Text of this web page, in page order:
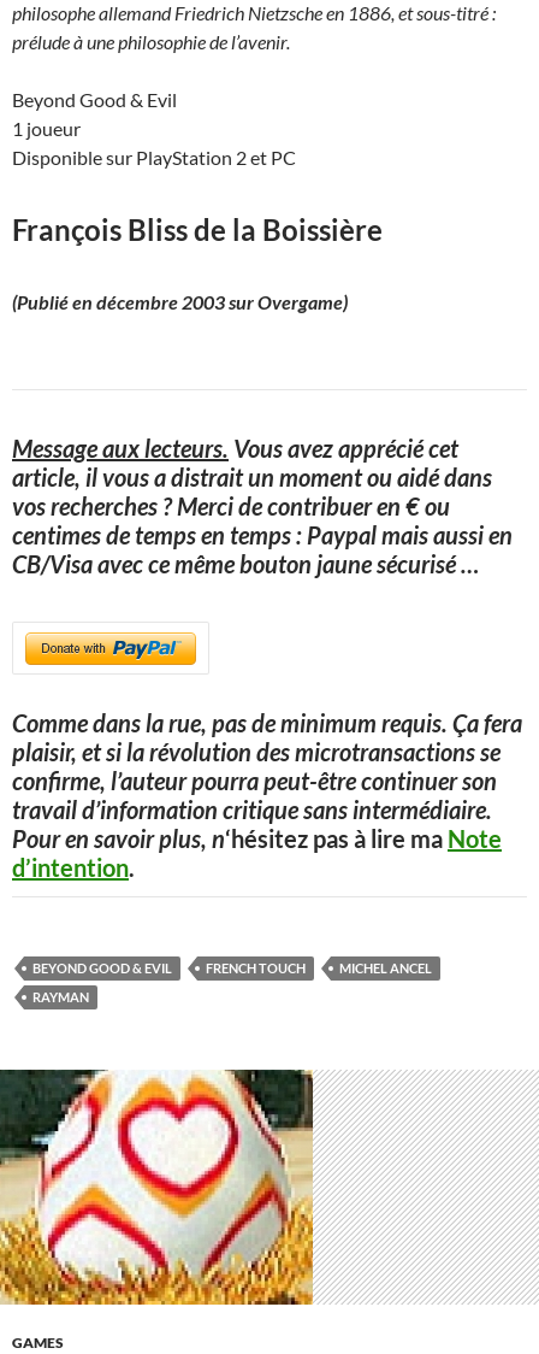
philosophe allemand Friedrich Nietzsche en 1886, et sous-titré :
prélude à une philosophie de l’avenir.
Beyond Good & Evil
1 joueur
Disponible sur PlayStation 2 et PC
François Bliss de la Boissière
(Publié en décembre 2003 sur Overgame)
Message aux lecteurs. Vous avez apprécié cet
article, il vous a distrait un moment ou aidé dans
vos recherches ? Merci de contribuer en € ou
centimes de temps en temps : Paypal mais aussi en
CB/Visa avec ce même bouton jaune sécurisé…
Comme dans la rue, pas de minimum requis. Ça fera
plaisir, et si la révolution des microtransactions se
confirme, l’auteur pourra peut-être continuer son
travail d’information critique sans intermédiaire.
Pour en savoir plus, n‘hésitez pas à lire ma Note
d’intention.
BEYOND GOOD & EVIL FRENCH TOUCH
MICHEL ANCEL
RAYMAN
GAMES